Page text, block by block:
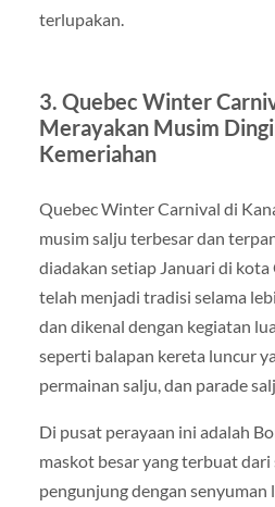
terlupakan.
3. Quebec Winter
Merayakan Musim
Kemeriahan
Quebec Winter Carnival di
musim salju terbesar dan
diadakan setiap Januari di kota
telah menjadi tradisi selama
dan dikenal dengan kegiatan
seperti balapan kereta luncur
permainan salju, dan parade
Di pusat perayaan ini adalah
maskot besar yang terbuat
pengunjung dengan senyuman